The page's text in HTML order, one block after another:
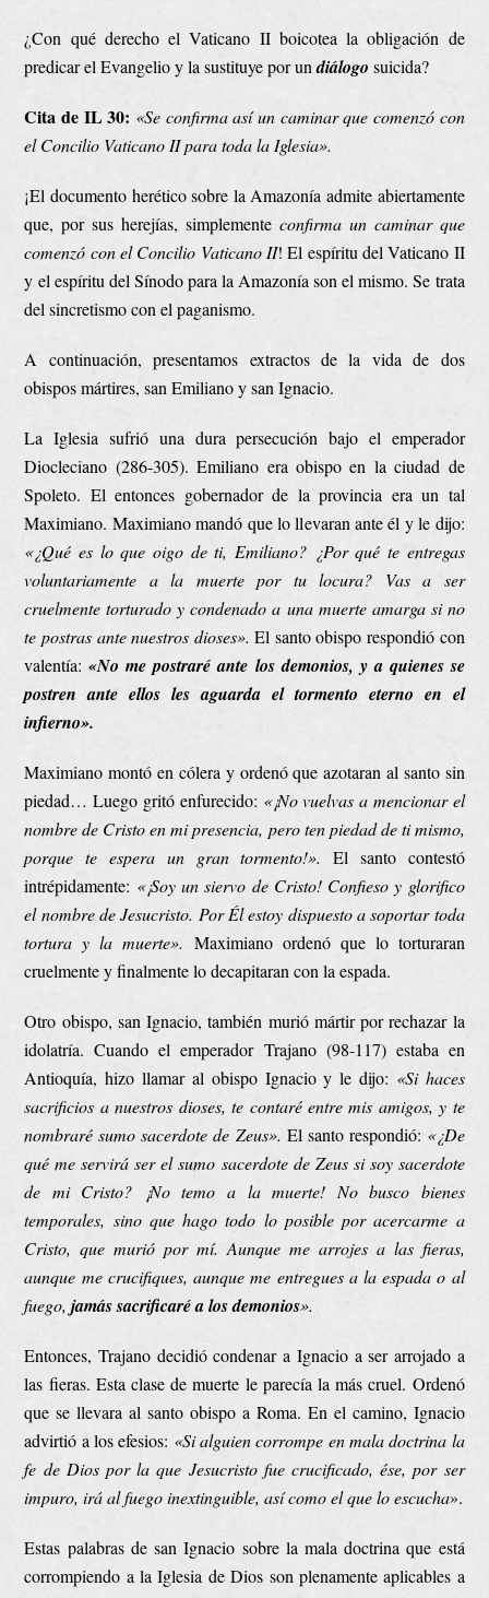
¿Con qué derecho el Vaticano II boicotea la obligación de
predicar el Evangelio y la sustituye por undiálogo suicida?
Cita de IL 30: «Se confirma así un caminar que comenzó con
el Concilio Vaticano II para toda la Iglesia».
¡El documento herético sobre la Amazonía admite abiertamente
que, por sus herejías, simplemente confirma un caminar que
comenzó con el Concilio Vaticano II! El espíritu del Vaticano II
y el espíritu del Sínodo para la Amazonía son el mismo. Se trata
del sincretismo con el paganismo.
A continuación, presentamos extractos de la vida de dos
obispos mártires, san Emiliano y san Ignacio.
La Iglesia sufrió una dura persecución bajo el emperador
Diocleciano (286-305). Emiliano era obispo en la ciudad de
Spoleto. El entonces gobernador de la provincia era un tal
Maximiano. Maximiano mandó que lo llevaran ante él y le dijo:
«¿Qué es lo que oigo de ti, Emiliano? ¿Por qué te entregas
voluntariamente a la muerte por tu locura? Vas a ser
cruelmente torturado y condenado a una muerte amarga si no
te postras ante nuestros dioses». El santo obispo respondió con
valentía:«No me postraré ante los demonios, y a quienes se
postren ante ellos les aguarda el tormento eterno en el
infierno».
Maximiano montó en cólera y ordenó que azotaran al santo sin
piedad… Luego gritó enfurecido: «¡No vuelvas a mencionar el
nombre de Cristo en mi presencia, pero ten piedad de ti mismo,
porque te espera un gran tormento!».El santo contestó
intrépidamente: «¡Soy un siervo de Cristo! Confieso y glorifico
el nombre de Jesucristo. Por Él estoy dispuesto a soportar toda
tortura y la muerte». Maximiano ordenó que lo torturaran
cruelmente y finalmente lo decapitaran con la espada.
Otro obispo, san Ignacio, también murió mártir por rechazar la
idolatría. Cuando el emperador Trajano (98-117) estaba en
Antioquía, hizo llamar al obispo Ignacio y le dijo: «Si haces
sacrificios a nuestros dioses, te contaré entre mis amigos, y te
nombraré sumo sacerdote de Zeus». El santo respondió: «¿De
qué me servirá ser el sumo sacerdote de Zeus si soy sacerdote
de mi Cristo? ¡No temo a la muerte! No busco bienes
temporales, sino que hago todo lo posible por acercarme a
Cristo, que murió por mí. Aunque me arrojes a las fieras,
aunque me crucifiques, aunque me entregues a la espada o al
fuego, jamás sacrificaré a los demonios».
Entonces, Trajano decidió condenar a Ignacio a ser arrojado a
las fieras. Esta clase de muerte le parecía la más cruel. Ordenó
que se llevara al santo obispo a Roma. En el camino, Ignacio
advirtió a los efesios: «Si alguien corrompe en mala doctrina la
fe de Dios por la que Jesucristo fue crucificado, ése, por ser
impuro, irá al fuego inextinguible, así como el que lo escucha».
Estas palabras de san Ignacio sobre la mala doctrina que está
corrompiendo a la Iglesia de Dios son plenamente aplicables a